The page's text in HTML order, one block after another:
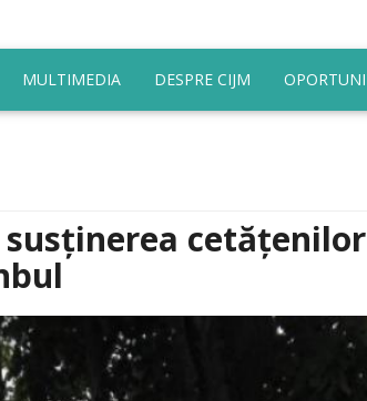
MULTIMEDIA DESPRE CIJM
susținerea